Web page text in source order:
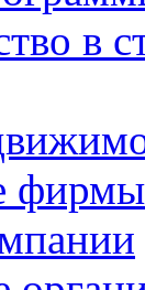
в
фирмы